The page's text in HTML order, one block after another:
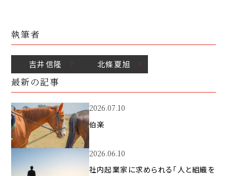
執筆者
吉井信隆 北條夏旭
最新の記事
2026.07.10
伯楽
2026.06.10
社内起業家に求められる「人と組織を